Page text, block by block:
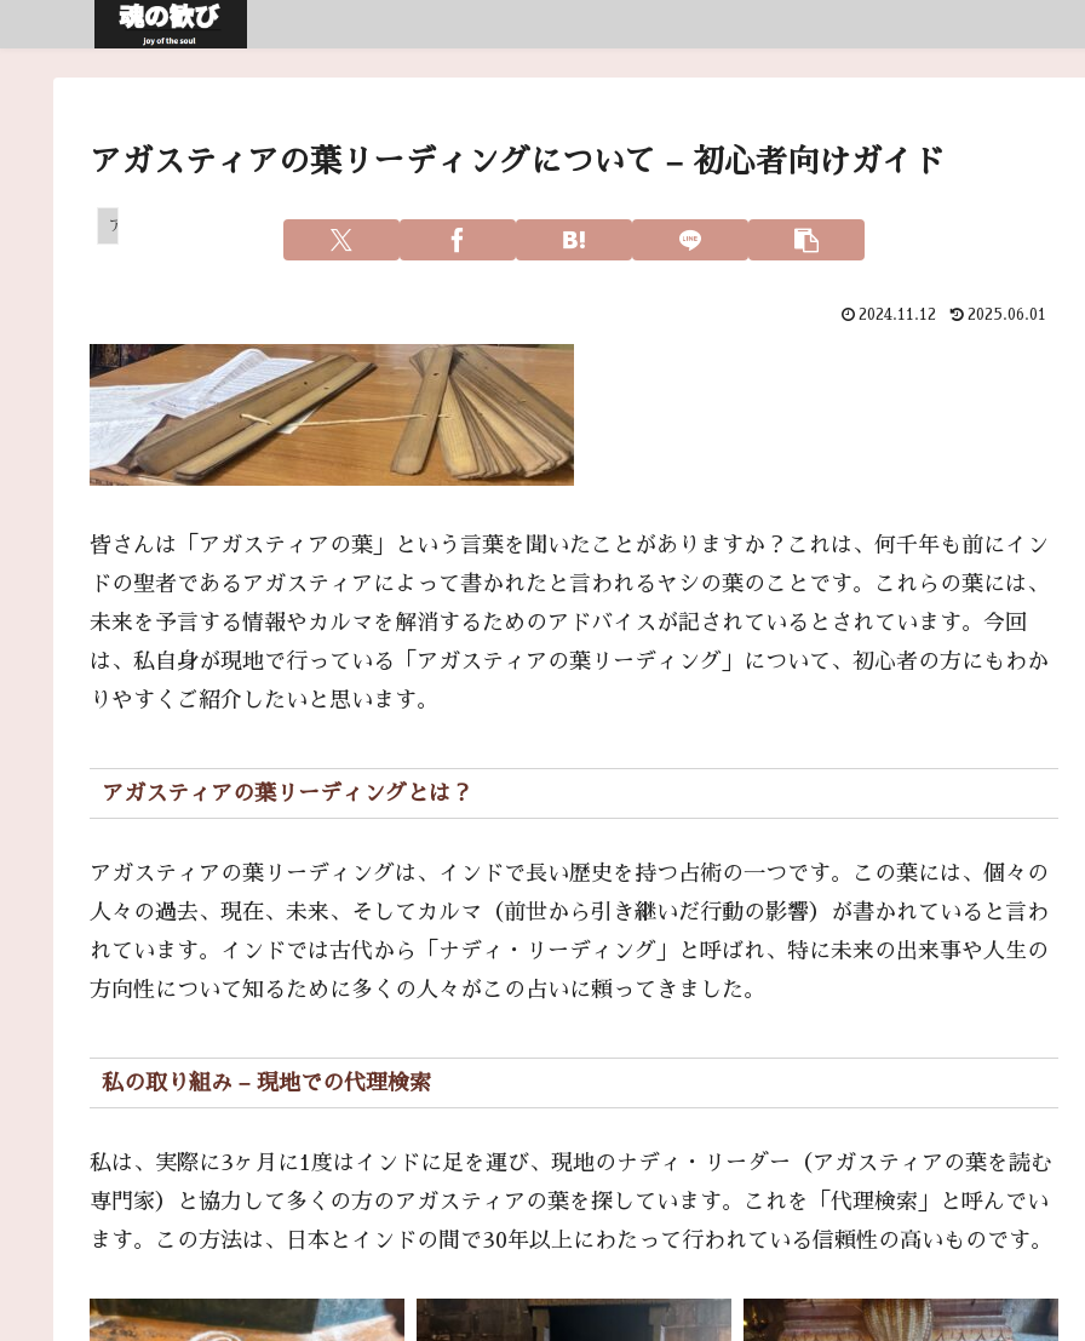
アガスティアの葉リーディングについて – 初心者向けガイド
アガスティアの葉
2024.11.12 2025.06.01
皆さんは「アガスティアの葉」という言葉を聞いたことがありますか？これは、何千年も前にイン
ドの聖者であるアガスティアによって書かれたと言われるヤシの葉のことです。これらの葉には、
未来を予言する情報やカルマを解消するためのアドバイスが記されているとされています。今回
は、私自身が現地で行っている「アガスティアの葉リーディング」について、初心者の方にもわか
りやすくご紹介したいと思います。
アガスティアの葉リーディングとは？
アガスティアの葉リーディングは、インドで長い歴史を持つ占術の一つです。この葉には、個々の
人々の過去、現在、未来、そしてカルマ（前世から引き継いだ行動の影響）が書かれていると言わ
れています。インドでは古代から「ナディ・リーディング」と呼ばれ、特に未来の出来事や人生の
方向性について知るために多くの人々がこの占いに頼ってきました。
私の取り組み – 現地での代理検索
私は、実際に3ヶ月に1度はインドに足を運び、現地のナディ・リーダー（アガスティアの葉を読む
専門家）と協力して多くの方のアガスティアの葉を探しています。これを「代理検索」と呼んでい
ます。この方法は、日本とインドの間で30年以上にわたって行われている信頼性の高いものです。